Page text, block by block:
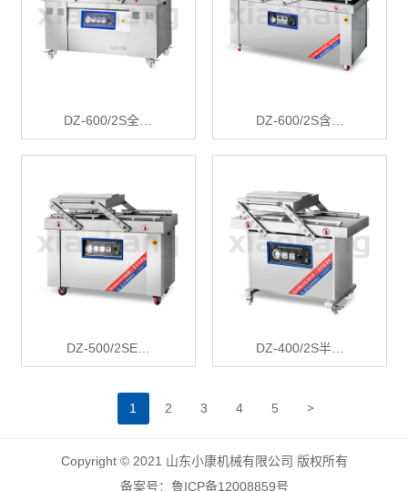
DZ-600/2S全… DZ-600/2S含…
DZ-500/2SE… DZ-400/2S半…
1 2 3 4 5 >
Copyright © 2021 山东小康机械有限公司 版权所有
备案号：鲁ICP备12008859号